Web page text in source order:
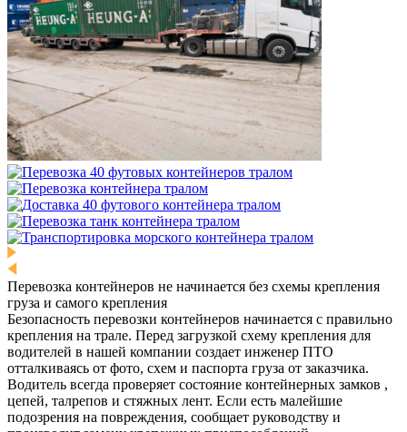
Перевозка контейнеров не начинается без схемы крепления
груза и самого крепления
Безопасность перевозки контейнеров начинается с правильно
крепления на трале. Перед загрузкой схему крепления для
водителей в нашей компании создает инженер ПТО
отталкиваясь от фото, схем и паспорта груза от заказчика.
Водитель всегда проверяет состояние контейнерных замков ,
цепей, талрепов и стяжных лент. Если есть малейшие
подозрения на повреждения, сообщает руководству и